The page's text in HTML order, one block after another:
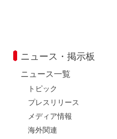
ニュース・掲示板
ニュース一覧
トピック
プレスリリース
メディア情報
海外関連